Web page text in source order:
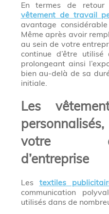
En termes de retour
vêtement de travail
avantage
Même après avoir
au sein de votre
continue d’être
prolongeant ainsi
bien au-delà de sa
initiale.
Les
votre
d’entreprise
Les textiles
communication
utilisés dans de